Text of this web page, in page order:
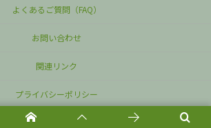
よくあるご質問（FAQ）
お問い合わせ
関連リンク
プライバシーポリシー
板橋区立リサイクルプラザ